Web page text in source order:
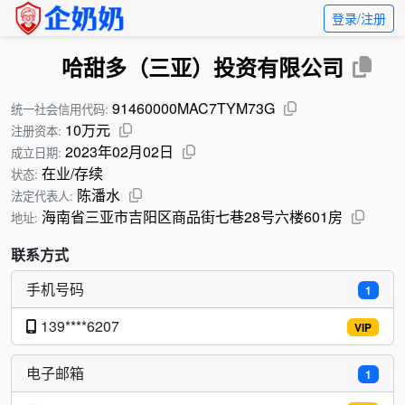
登录/注册
哈甜多（三亚）投资有限公司
统一社会信用代码: 91460000MAC7TYM73G
注册资本: 10万元
成立日期: 2023年02月02日
状态: 在业/存续
法定代表人: 陈潘水
地址: 海南省三亚市吉阳区商品街七巷28号六楼601房
联系方式
1
手机号码
VIP
139****6207
1
电子邮箱